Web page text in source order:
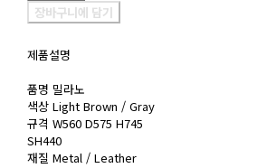
장바구니에 담기
제품설명
품명 밀라노
색상 Light Brown / Gray
규격 W560 D575 H745
SH440
재질 Metal / Leather